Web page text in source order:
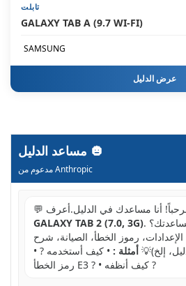
تابلت
GALAXY TAB A (9.7 WI-FI)
SAMSUNG
عرض الدليل
مدعوم من Anthropic
مرحباً! أنا مساعدك في الدليل.أعرف
GALAXY TAB 2 (7.0, 3G). كيف يمكنني مساعدتك؟
الإعدادات، رموز الخطأ، الصيانة، شرح
إلخ)💡 أمثلة : • كيف أستخدمه ? •
رمز الخطأ E3 ? • كيف أنظفه ?